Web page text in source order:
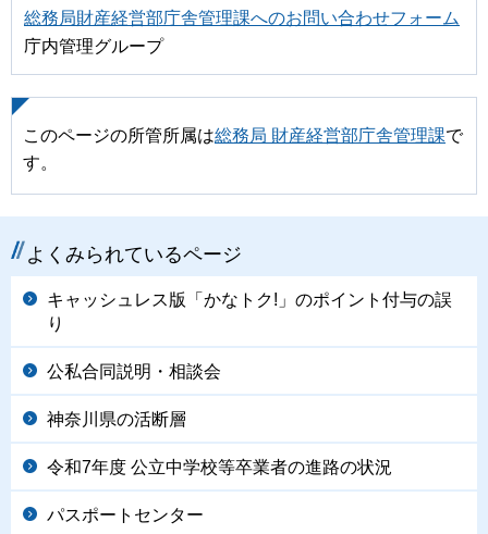
総務局財産経営部庁舎管理課へのお問い合わせフォーム
庁内管理グループ
このページの所管所属は総務局 財産経営部庁舎管理課で
す。
よくみられているページ
キャッシュレス版「かなトク!」のポイント付与の誤
り
公私合同説明・相談会
神奈川県の活断層
令和7年度 公立中学校等卒業者の進路の状況
パスポートセンター